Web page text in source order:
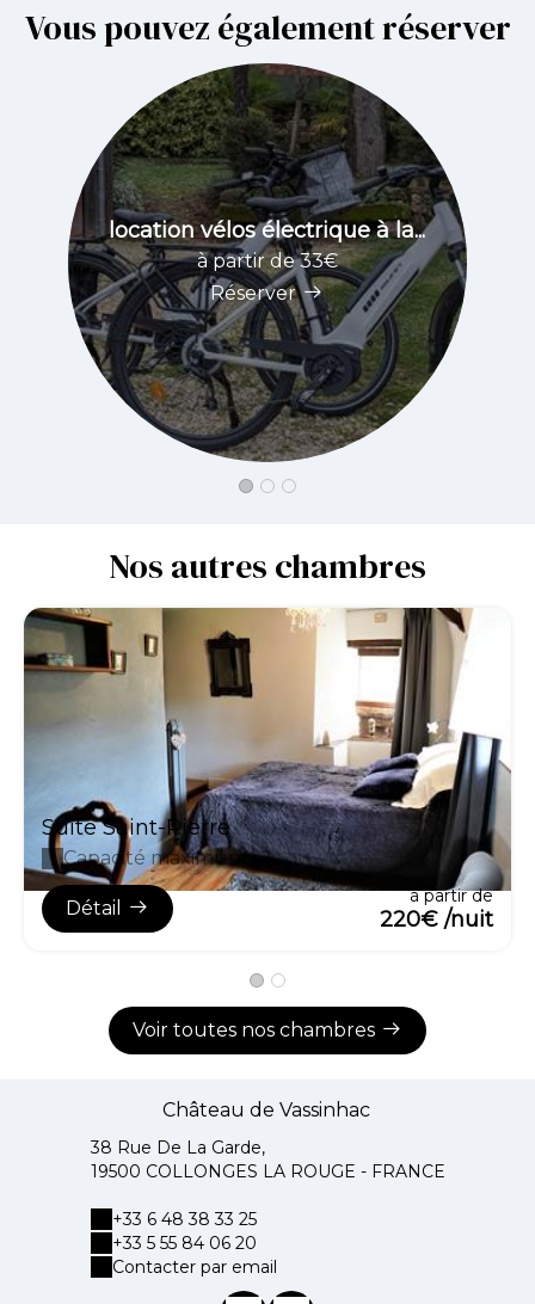
Vous pouvez également réserver
location vélos électrique à la...
à partir de 33€
Réserver
Nos autres chambres
Suite Saint-Pierre
Capacité maximum : 2
Détail
à partir de
220€ /nuit
Voir toutes nos chambres
Château de Vassinhac
38 Rue De La Garde,
19500 COLLONGES LA ROUGE - FRANCE
+33 6 48 38 33 25
+33 5 55 84 06 20
Contacter par email